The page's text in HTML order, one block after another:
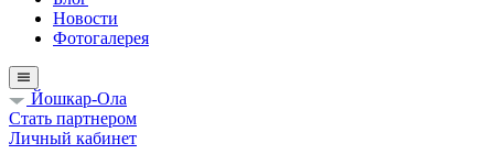
Новости
Фотогалерея
Йошкар-Ола
Стать партнером
Личный кабинет